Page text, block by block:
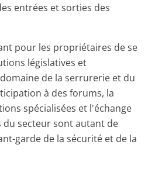
entrées et sorties des
pour les propriétaires de se
législatives et
de la serrurerie et du
à des forums, la
spécialisées et l'échange
du secteur sont autant de
garde de la sécurité et de la